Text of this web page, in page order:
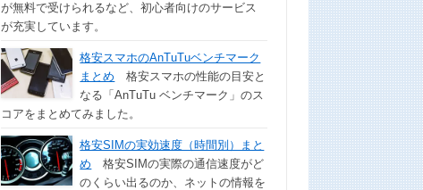
が無料で受けられるなど、初心者向けのサービス
が充実しています。
格安スマホのAnTuTuベンチマーク
まとめ 格安スマホの性能の目安と
なる「AnTuTu ベンチマーク」のス
コアをまとめてみました。
格安SIMの実効速度（時間別）まと
め 格安SIMの実際の通信速度がど
のくらい出るのか、ネットの情報を